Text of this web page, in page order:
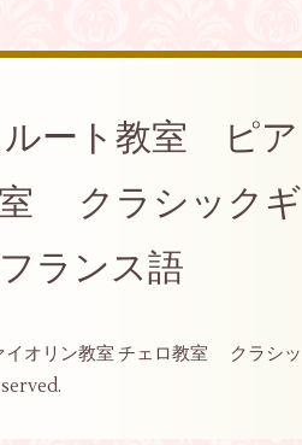
ルート教室 ピア
室 クラシックギ
ランス語
オリン教室 チェロ教室 クラシッ